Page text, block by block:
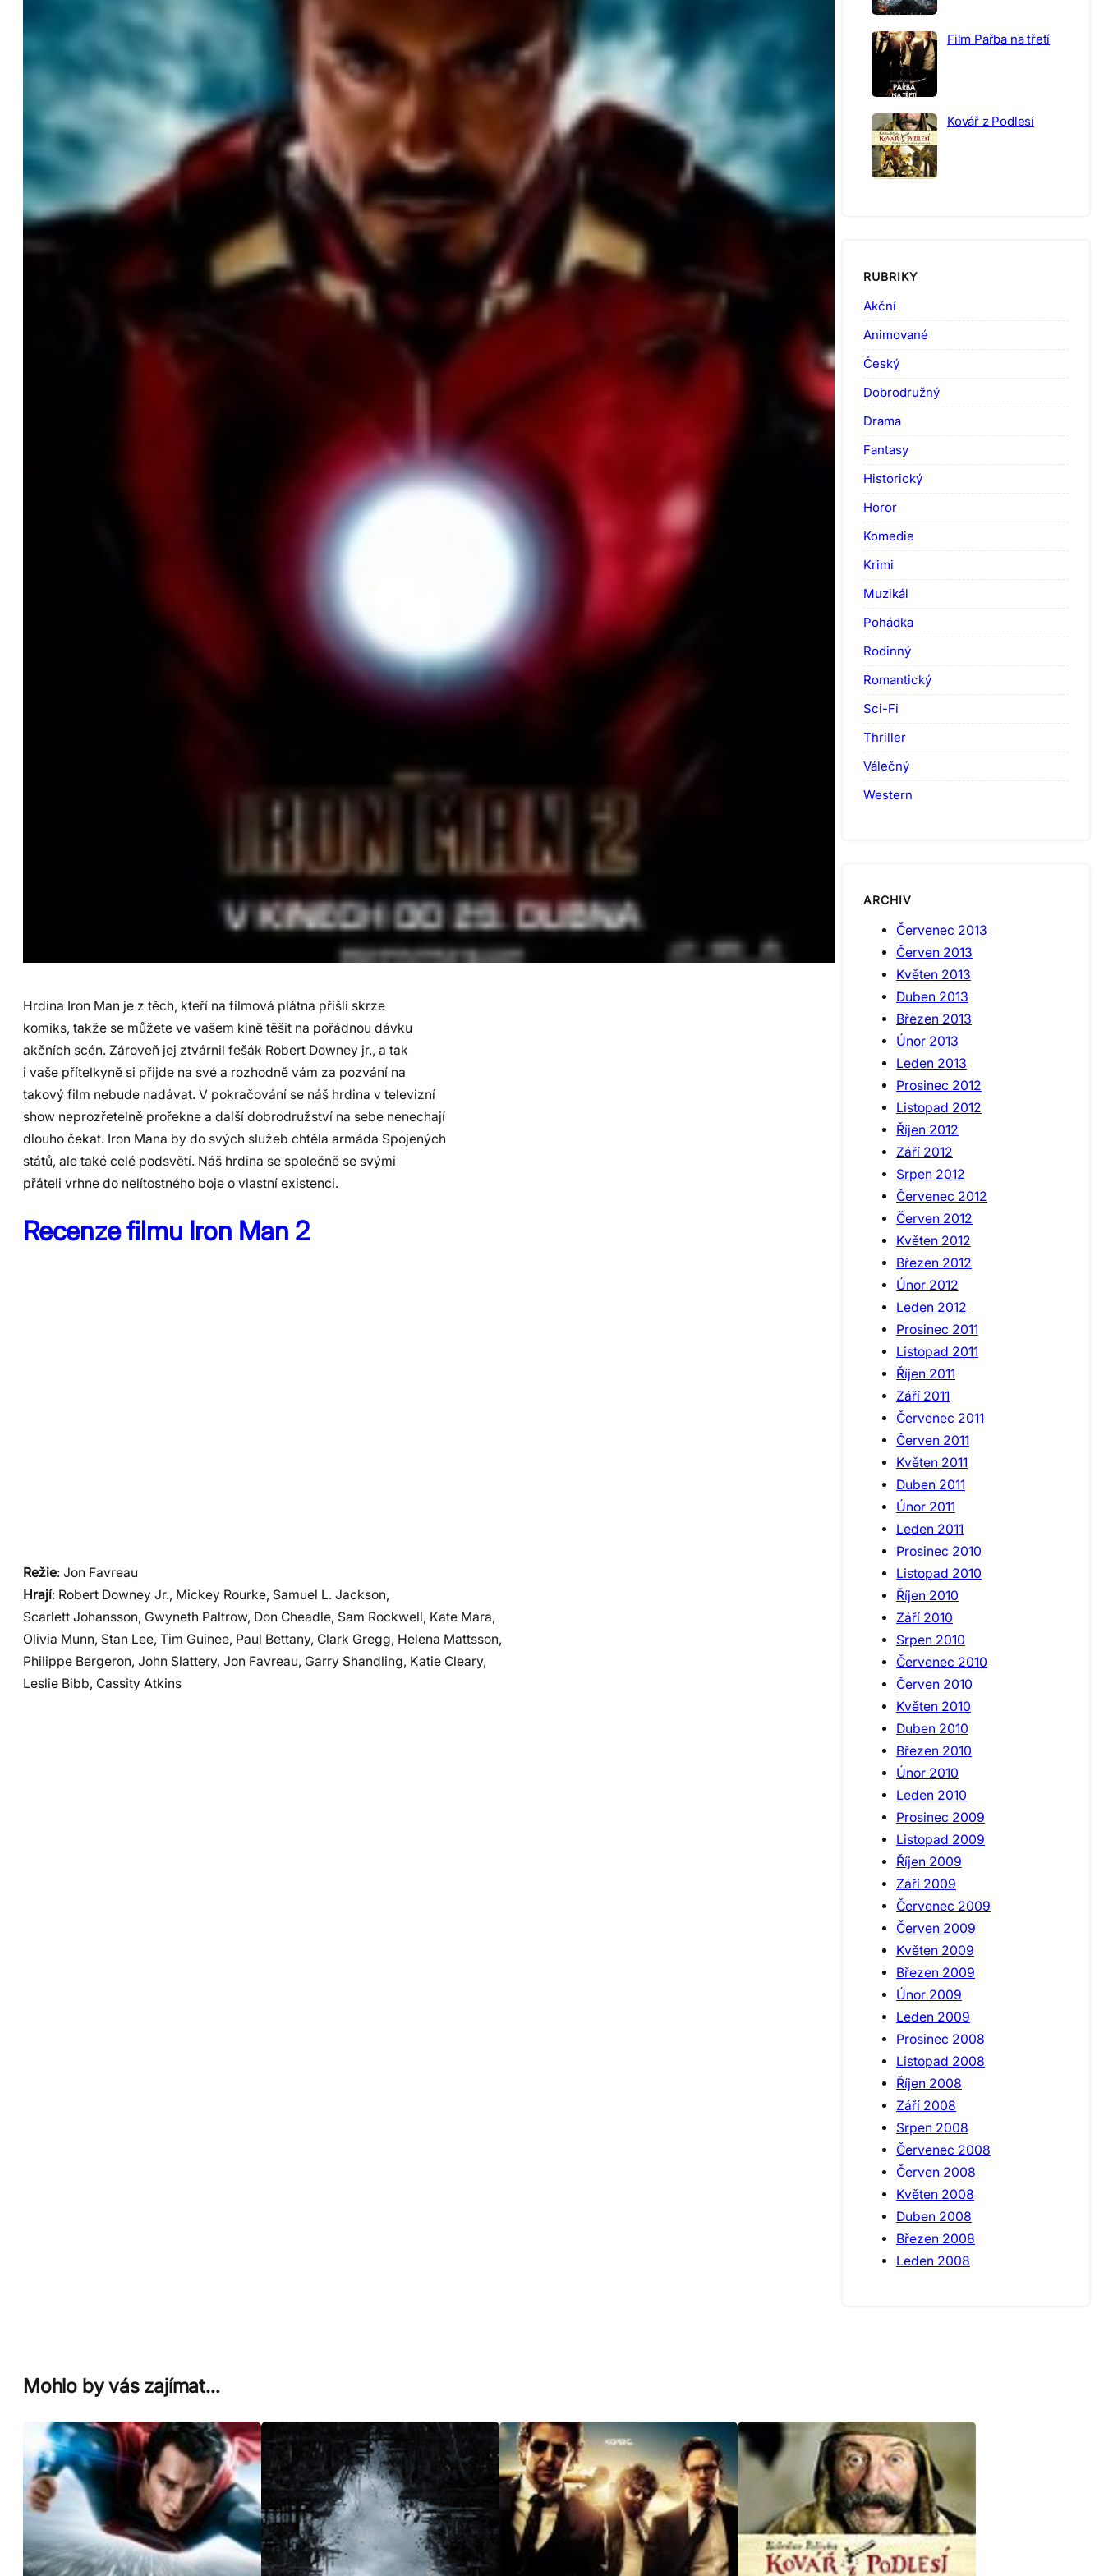
Hrdina Iron Man je z těch, kteří na filmová plátna přišli skrze
komiks, takže se můžete ve vašem kině těšit na pořádnou dávku
akčních scén. Zároveň jej ztvárnil fešák Robert Downey jr., a tak
i vaše přítelkyně si přijde na své a rozhodně vám za pozvání na
takový film nebude nadávat. V pokračování se náš hrdina v televizní
show neprozřetelně prořekne a další dobrodružství na sebe nenechají
dlouho čekat. Iron Mana by do svých služeb chtěla armáda Spojených
států, ale také celé podsvětí. Náš hrdina se společně se svými
přáteli vrhne do nelítostného boje o vlastní existenci.
Recenze filmu Iron Man 2
Režie: Jon Favreau
Hrají: Robert Downey Jr., Mickey Rourke, Samuel L. Jackson,
Scarlett Johansson, Gwyneth Paltrow, Don Cheadle, Sam Rockwell, Kate Mara,
Olivia Munn, Stan Lee, Tim Guinee, Paul Bettany, Clark Gregg, Helena Mattsson,
Philippe Bergeron, John Slattery, Jon Favreau, Garry Shandling, Katie Cleary,
Leslie Bibb, Cassity Atkins
Film Pařba na třetí
Kovář z Podlesí
RUBRIKY
Akční
Animované
Český
Dobrodružný
Drama
Fantasy
Historický
Horor
Komedie
Krimi
Muzikál
Pohádka
Rodinný
Romantický
Sci-Fi
Thriller
Válečný
Western
ARCHIV
Červenec 2013
Červen 2013
Květen 2013
Duben 2013
Březen 2013
Únor 2013
Leden 2013
Prosinec 2012
Listopad 2012
Říjen 2012
Září 2012
Srpen 2012
Červenec 2012
Červen 2012
Květen 2012
Březen 2012
Únor 2012
Leden 2012
Prosinec 2011
Listopad 2011
Říjen 2011
Září 2011
Červenec 2011
Červen 2011
Květen 2011
Duben 2011
Únor 2011
Leden 2011
Prosinec 2010
Listopad 2010
Říjen 2010
Září 2010
Srpen 2010
Červenec 2010
Červen 2010
Květen 2010
Duben 2010
Březen 2010
Únor 2010
Leden 2010
Prosinec 2009
Listopad 2009
Říjen 2009
Září 2009
Červenec 2009
Červen 2009
Květen 2009
Březen 2009
Únor 2009
Leden 2009
Prosinec 2008
Listopad 2008
Říjen 2008
Září 2008
Srpen 2008
Červenec 2008
Červen 2008
Květen 2008
Duben 2008
Březen 2008
Leden 2008
Mohlo by vás zajímat…